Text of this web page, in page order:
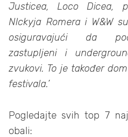
Justicea, Loco Dicea,
NIckyja Romera i W&W
osiguravajući da
zastupljeni i
zvukovi. To je također
festivala.’
Pogledajte svih top 7
obali: